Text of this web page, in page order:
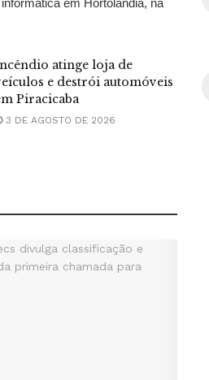
atinge loja de
e destrói automóveis
Piracicaba
3 DE AGOSTO DE 2026